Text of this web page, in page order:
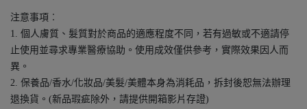
注意事項︰
1. 個人膚質、髮質對於商品的適應程度不同，若有過敏或不適請停
止使用並尋求專業醫療協助。使用成效僅供參考，實際效果因人而
異。
2. 保養品/香水/化妝品/美髮/美體本身為消耗品，拆封後恕無法辦理
退換貨。(新品瑕疵除外，請提供開箱影片存證)